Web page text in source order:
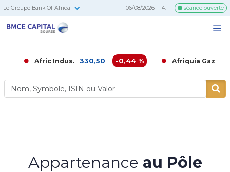
Le Groupe Bank Of Africa 06/08/2026 - 14:11 séance ouverte
Afric Indus. 330,50 -0,44 % Afriquia Gaz 3 699,00
Appartenance au Pôle